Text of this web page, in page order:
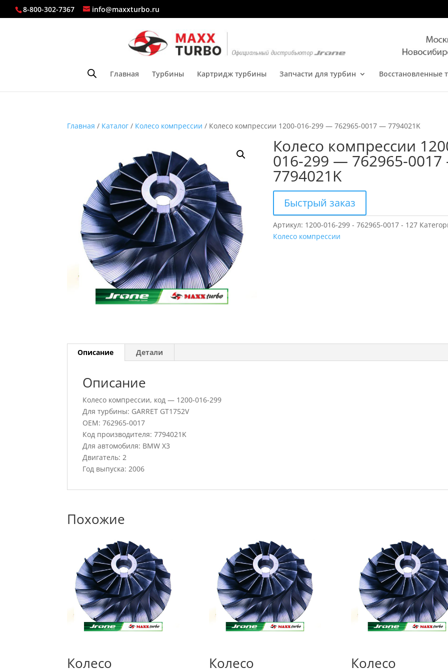
8-800-302-7367 info@maxxturbo.ru
Главная Турбины Картридж турбины Запчасти для турбин Восстановленные
Главная / Каталог / Колесо компрессии / Колесо компрессии 1200-016-299 — 762965-0017 — 7794021K
Колесо компрессии
016-299 — 762965-
7794021K
Быстрый заказ
Артикул: 1200-016-299 - 762965-0017 - 127
Колесо компрессии
Описание Детали
Описание
Колесо компрессии, код — 1200-016-299
Для турбины: GARRET GT1752V
OEM: 762965-0017
Код производителя: 7794021K
Для автомобиля: BMW X3
Двигатель: 2
Год выпуска: 2006
Похожие
Колесо Колесо Колесо